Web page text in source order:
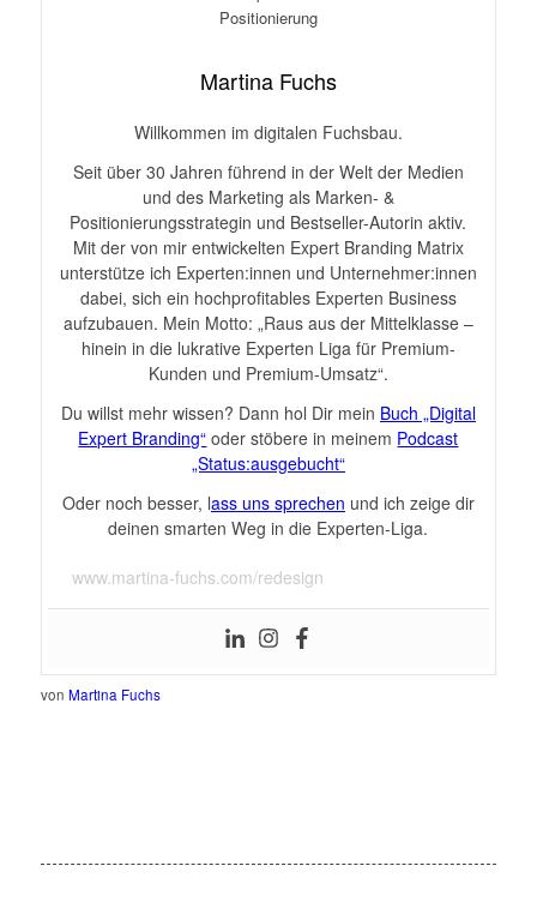
Martina Fuchs
Willkommen im digitalen Fuchsbau.
Seit über 30 Jahren führend in der Welt der Medien
und des Marketing als Marken- &
Positionierungsstrategin und Bestseller-Autorin aktiv.
Mit der von mir entwickelten Expert Branding Matrix
unterstütze ich Experten:innen und Unternehmer:innen
dabei, sich ein hochprofitables Experten Business
aufzubauen. Mein Motto: „Raus aus der Mittelklasse –
hinein in die lukrative Experten Liga für Premium-
Kunden und Premium-Umsatz“.
Du willst mehr wissen? Dann hol Dir mein Buch „Digital
Expert Branding“ oder stöbere in meinem Podcast
„Status:ausgebucht“
Oder noch besser, lass uns sprechen und ich zeige dir
deinen smarten Weg in die Experten-Liga.
www.martina-fuchs.com/redesign
von Martina Fuchs